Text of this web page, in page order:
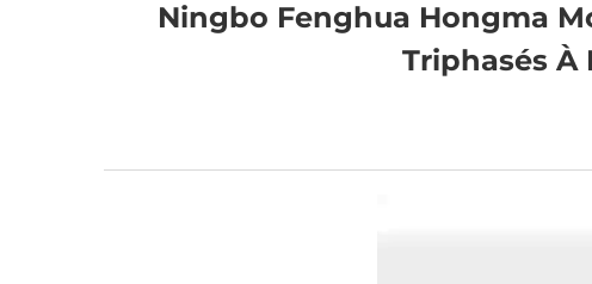
Ningbo Fenghua Hongma
Triphasés